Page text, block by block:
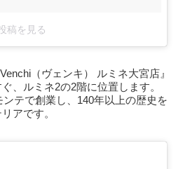
稿を見る
（ヴェンキ） ルミネ大宮店』
、ルミネ2の2階に位置します。
テで創業し、140年以上の歴史を
アです。